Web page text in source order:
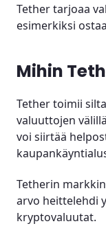
Tether tarjoaa
esimerkiksi
Mihin
Tether toimii
valuuttojen
voi siirtää
Tetherin
arvo heittelehdi
kryptovaluutat.